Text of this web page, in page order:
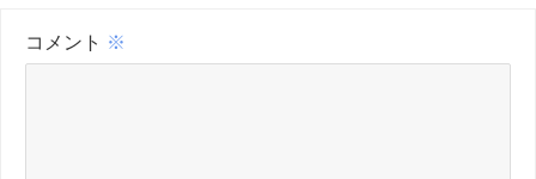
コメント ※